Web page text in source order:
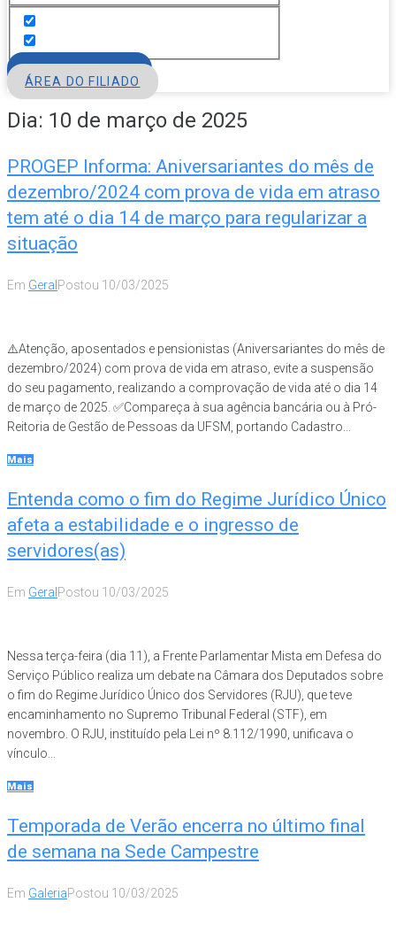
ÁREA DO FILIADO
Dia: 10 de março de 2025
PROGEP Informa: Aniversariantes do mês de
dezembro/2024 com prova de vida em atraso
tem até o dia 14 de março para regularizar a
situação
Em Geral Postou 10/03/2025
⚠️Atenção, aposentados e pensionistas (Aniversariantes do mês de
dezembro/2024) com prova de vida em atraso, evite a suspensão
do seu pagamento, realizando a comprovação de vida até o dia 14
de março de 2025. ✅Compareça à sua agência bancária ou à Pró-
Reitoria de Gestão de Pessoas da UFSM, portando Cadastro...
Mais
Entenda como o fim do Regime Jurídico Único
afeta a estabilidade e o ingresso de
servidores(as)
Em Geral Postou 10/03/2025
Nessa terça-feira (dia 11), a Frente Parlamentar Mista em Defesa do
Serviço Público realiza um debate na Câmara dos Deputados sobre
o fim do Regime Jurídico Único dos Servidores (RJU), que teve
encaminhamento no Supremo Tribunal Federal (STF), em
novembro. O RJU, instituído pela Lei nº 8.112/1990, unificava o
vínculo...
Mais
Temporada de Verão encerra no último final
de semana na Sede Campestre
Em GaleriaPostou 10/03/2025